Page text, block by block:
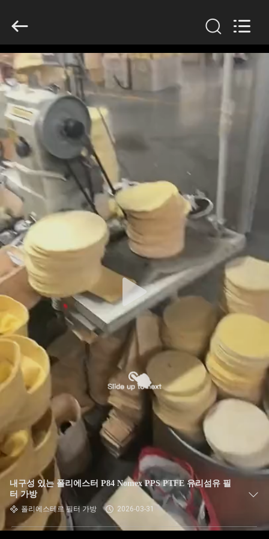
집
제
품
회
사
소
개
공
장
여
행
질
관
리
연
Anhui
Technology
Co.,Ltd..
All
Rights
Reserved.
내구성 있는 폴리에스터 P84 Nomex PPS PTFE 유리섬유 필
터 가방
폴리에스테르 필터 가방 2026-03-31